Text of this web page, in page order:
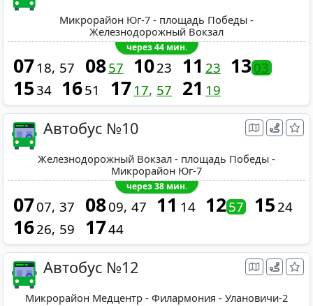
Микрорайон Юг-7 - площадь Победы -
Железнодорожный Вокзал
через 44 мин.
07 18 57 0857 1023 11 23 1303
1534 1651 17 17 57 21 19
Автобус №10
Железнодорожный Вокзал - площадь Победы -
Микрорайон Юг-7
через 38 мин.
0707 37 0809 47 11 14 1257 15 24
1626 59 1744
Автобус №12
Микрорайон Медцентр - Филармония - Улановичи-2